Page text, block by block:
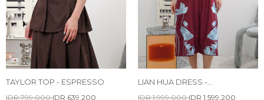
TAYLOR TOP - ESPRESSO
IDR 799.000IDR 639.200
LIAN HUA DRESS -
IDR 1.999.000IDR 1.599.200